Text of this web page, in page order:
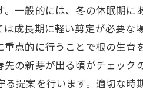
一般的には、冬の休眠期に
成長期に軽い剪定が必要な
点的に行うことで根の生育
の新芽が出る頃がチェック
提案を行います。適切な時